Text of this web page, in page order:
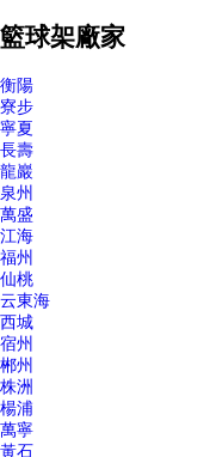
籃球架廠家
衡陽
寮步
寧夏
長壽
龍巖
泉州
萬盛
江海
福州
仙桃
云東海
西城
宿州
郴州
株洲
楊浦
萬寧
黃石